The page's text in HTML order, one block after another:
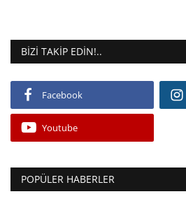
BIZI TAKIP EDIN!..
Facebook
Youtube
POPÜLER HABERLER